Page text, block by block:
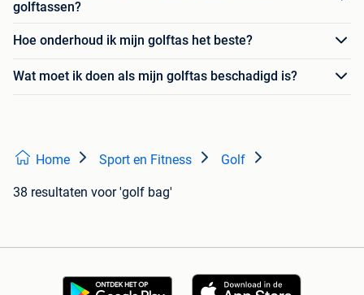
golftassen?
Hoe onderhoud ik mijn golftas het beste?
Wat moet ik doen als mijn golftas beschadigd is?
Home Sport en Fitness Golf
38 resultaten voor 'golf bag'